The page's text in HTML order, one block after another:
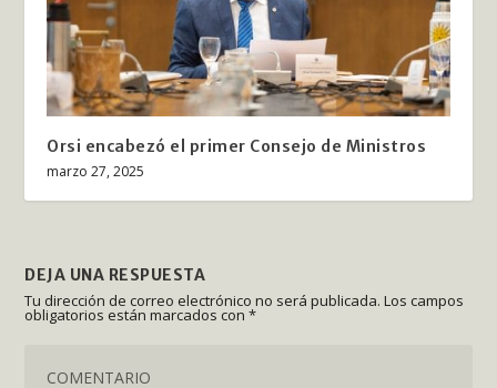
Orsi encabezó el primer Consejo de Ministros
marzo 27, 2025
DEJA UNA RESPUESTA
Tu dirección de correo electrónico no será publicada. Los campos
obligatorios están marcados con*